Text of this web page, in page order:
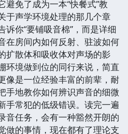
避免了成为一本“快餐式”教
于声学环境处理的那几个章
诉你“要铺吸音棉”，而是详细
在房间内如何反射、驻波如何
扩散体和吸收体对声场的影
环境做到位的同行来说，简直
像是一位经验丰富的前辈，耐
手地教你如何辨识声音的细微
手常犯的低级错误。读完一遍
音任务，会有一种豁然开朗的
做的事情，现在都有了理论支